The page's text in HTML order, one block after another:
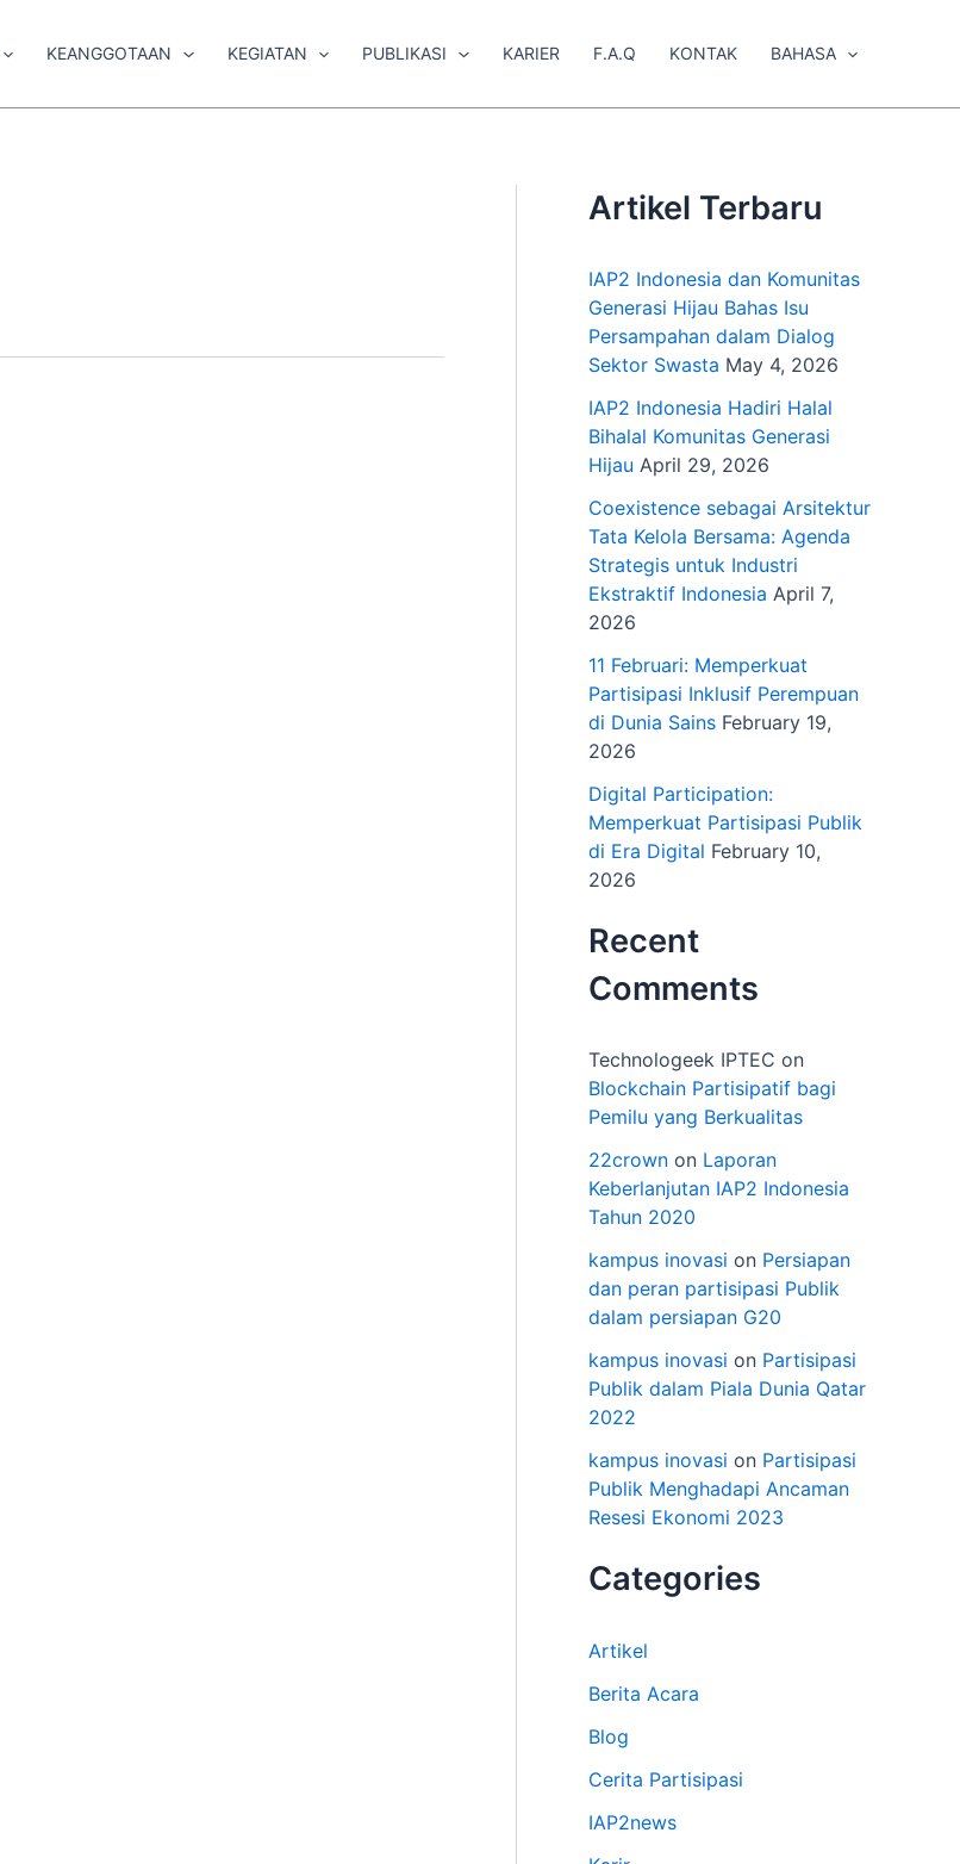
KEANGGOTAAN KEGIATAN PUBLIKASI KARIER F.A.Q KONTAK BAHASA
Artikel Terbaru
IAP2 Indonesia dan Komunitas
Generasi Hijau Bahas Isu
Persampahan dalam Dialog
Sektor Swasta May 4, 2026
IAP2 Indonesia Hadiri Halal
Bihalal Komunitas Generasi
Hijau April 29, 2026
Coexistence sebagai Arsitektur
Tata Kelola Bersama: Agenda
Strategis untuk Industri
Ekstraktif Indonesia April 7,
2026
11 Februari: Memperkuat
Partisipasi Inklusif Perempuan
di Dunia Sains February 19,
2026
Digital Participation:
Memperkuat Partisipasi Publik
di Era Digital February 10,
2026
Recent
Comments
Technologeek IPTEC on
Blockchain Partisipatif bagi
Pemilu yang Berkualitas
22crown on Laporan
Keberlanjutan IAP2 Indonesia
Tahun 2020
kampus inovasi on Persiapan
dan peran partisipasi Publik
dalam persiapan G20
kampus inovasi on Partisipasi
Publik dalam Piala Dunia Qatar
2022
kampus inovasi on Partisipasi
Publik Menghadapi Ancaman
Resesi Ekonomi 2023
Categories
Artikel
Berita Acara
Blog
Cerita Partisipasi
IAP2news